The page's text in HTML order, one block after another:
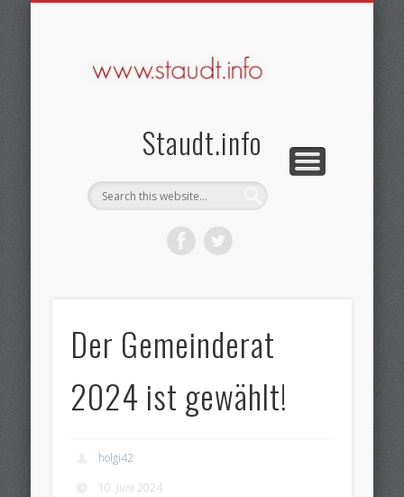
Staudt.info
Der Gemeinderat
2024 ist gewählt!
holgi42
10. Juni 2024